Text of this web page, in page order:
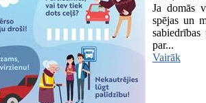
Ja domās
spējas un
par...
Vairāk